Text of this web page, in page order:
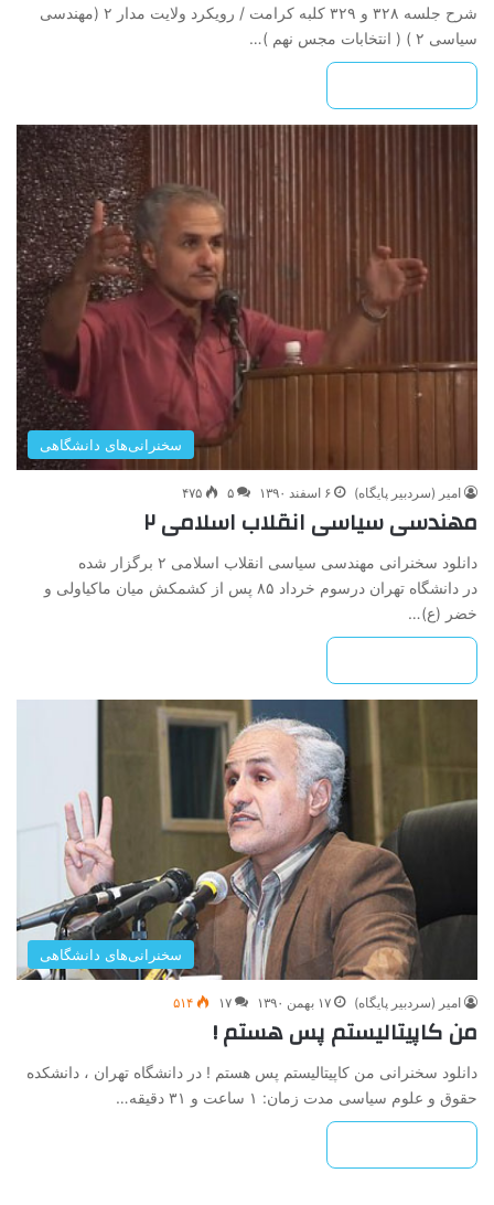
شرح جلسه ۳۲۸ و ۳۲۹ کلبه کرامت / رویکرد ولایت مدار ۲ (مهندسی
سیاسی ۲ ) ( انتخابات مجس نهم )…
سخنرانی‌های دانشگاهی
امیر (سردبیر پایگاه) ۶ اسفند ۱۳۹۰ ۵ ۴۷۵
مهندسی سیاسی انقلاب اسلامی‌ ۲
دانلود سخنرانی مهندسی سیاسی انقلاب اسلامی ۲ برگزار شده
در دانشگاه تهران درسوم خرداد ۸۵ پس از کشمکش میان ماکیاولی و
خضر (ع)…
سخنرانی‌های دانشگاهی
امیر (سردبیر پایگاه) ۱۷ بهمن ۱۳۹۰ ۱۷ ۵۱۴
من کاپیتالیستم پس هستم !
دانلود سخنرانی من کاپیتالیستم پس هستم ! در دانشگاه تهران ، دانشکده
حقوق و علوم سیاسی مدت زمان: ۱ ساعت و ۳۱ دقیقه…